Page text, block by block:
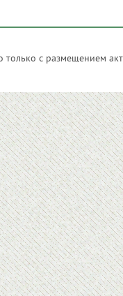
только с размещением